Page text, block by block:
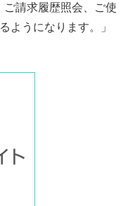
ご請求履歴照会、ご使
ようになります。」